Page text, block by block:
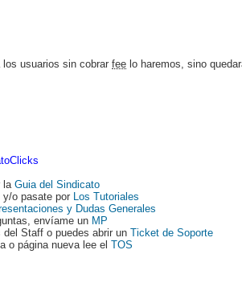
usuarios sin cobrar fee lo haremos, sino
laGuia del Sindicato
y/o pasate por Los Tutoriales
y Dudas Generales
envíame un MP
del Staff o puedes abrir un Ticket de Soporte
o página nueva lee el TOS